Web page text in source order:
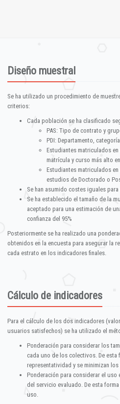
Diseño muestral
Se ha utilizado un procedimiento de
criterios:
Cada población se ha clasificado
PAS: Tipo de contrato y
PDI: Departamento,
Estudiantes matriculados
matrícula y curso más alto
Estudiantes matriculados
estudios de Doctorado o
Se han asumido costes iguales
Se ha establecido el tamaño de la
aceptado para una estimación de
confianza del 95%
Posteriormente se ha realizado una
obtenidos en la encuesta para asegurar la
cada estrato en los indicadores finales.
Cálculo de indicadores
Para el cálculo de los dos indicadores
usuarios satisfechos) se ha utilizado el
Ponderación para considerar los
cada uno de los colectivos. De esta
representatividad y se minimizan
Ponderación para considerar el
del servicio evaluado. De esta
uso.